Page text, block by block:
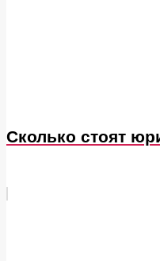
Сколько стоят